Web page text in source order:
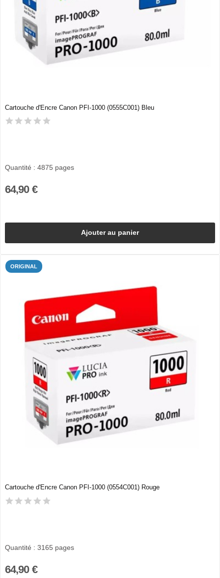
Cartouche d'Encre Canon PFI-1000 (0555C001) Bleu
Quantité : 4875 pages
64,90 €
Ajouter au panier
ORIGINAL
Cartouche d'Encre Canon PFI-1000 (0554C001) Rouge
Quantité : 3165 pages
64,90 €